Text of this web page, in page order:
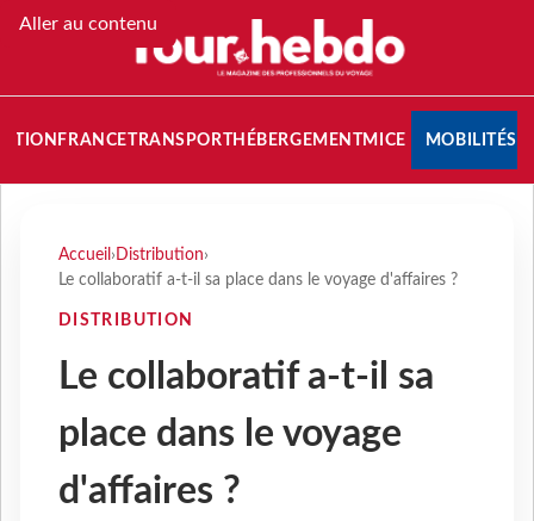
Aller au contenu
FRANCETRANSPORT HÉBERGEMENTMICE MOBILITÉS
Accueil › Distribution›
Le collaboratif a-t-il sa place dans le voyage d'affaires ?
DISTRIBUTION
Le collaboratif a-t-il sa
place dans le voyage
d'affaires ?